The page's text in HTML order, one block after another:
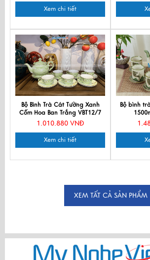
Xem chi tiết
Bộ Bình Trà Cát Tường Xanh
Cốm Hoa Ban Trắng VBT12/7
1.010.880 VNĐ
Xem chi tiết
Bộ bình
XEM TẤT CẢ SẢN PHẨM